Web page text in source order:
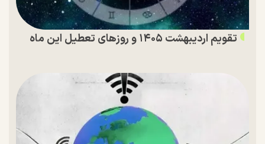
تقویم اردیبهشت ۱۴۰۵ و روز‌های تعطیل این ماه